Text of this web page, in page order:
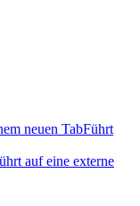
neuen TabFührt
auf eine externe